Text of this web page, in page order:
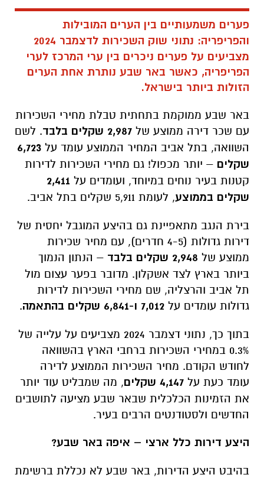
פערים משמעותיים בין הערים המובילות
והפריפריה:
נתוני שוק השכירות לדצמבר 2024
מצביעים על פערים ניכרים בין ערי המרכז לערי
הפריפריה, כאשר באר שבע נותרת אחת הערים
הזולות ביותר בישראל.
באר שבע ממוקמת בתחתית טבלת מחירי השכירות
עם שכר דירה ממוצע של 2,987 שקלים בלבד
. לשם
השוואה, בתל אביב המחיר הממוצע עומד על 6,723
שקלים – יותר מכפול! גם מחירי השכירות לדירות
קטנות בעיר נוחים במיוחד, ועומדים על 2,411
שקלים בממוצע, לעומת 5,911 שקלים בתל אביב.
בירת הנגב מתאפיינת גם בהיצע המוגבל יחסית של
דירות גדולות (4-5 חדרים), עם מחיר שכירות
ממוצע של 2,948 שקלים בלבד
– הנתון הנמוך
ביותר בארץ לצד אשקלון. מדובר בפער עצום מול
תל אביב והרצליה, שם מחירי השכירות לדירות
גדולות עומדים על 7,012 ו-6,841 שקלים בהתאמה .
בתוך כך, נתוני דצמבר 2024 מצביעים על עלייה של
0.3% במחירי השכירות ברחבי הארץ בהשוואה
לחודש הקודם. מחיר השכירות הממוצע לדירה
עומד כעת על 4,147 שקלים
, מה שמבליט עוד יותר
את הזמינות הכלכלית שבאר שבע מציעה לתושבים
החדשים ולסטודנטים הרבים בעיר.
היצע דירות כלל ארצי – איפה באר שבע?
בהיבט היצע הדירות, באר שבע לא נכללת ברשימת